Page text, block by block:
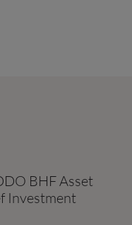
BHF Asset
Investment